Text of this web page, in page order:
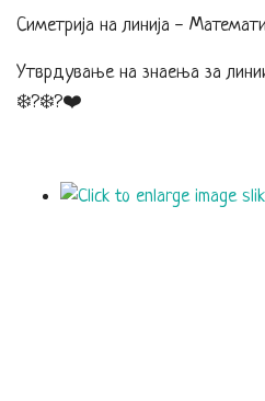
Симетрија на линија -
Утврдување на знаења за
❄️?❄️?❤️